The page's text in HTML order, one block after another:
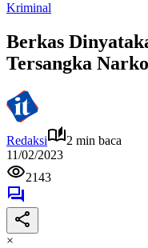
Kriminal
Berkas
Tersangka
Redaksi
2 min baca
11/02/2023
2143
×